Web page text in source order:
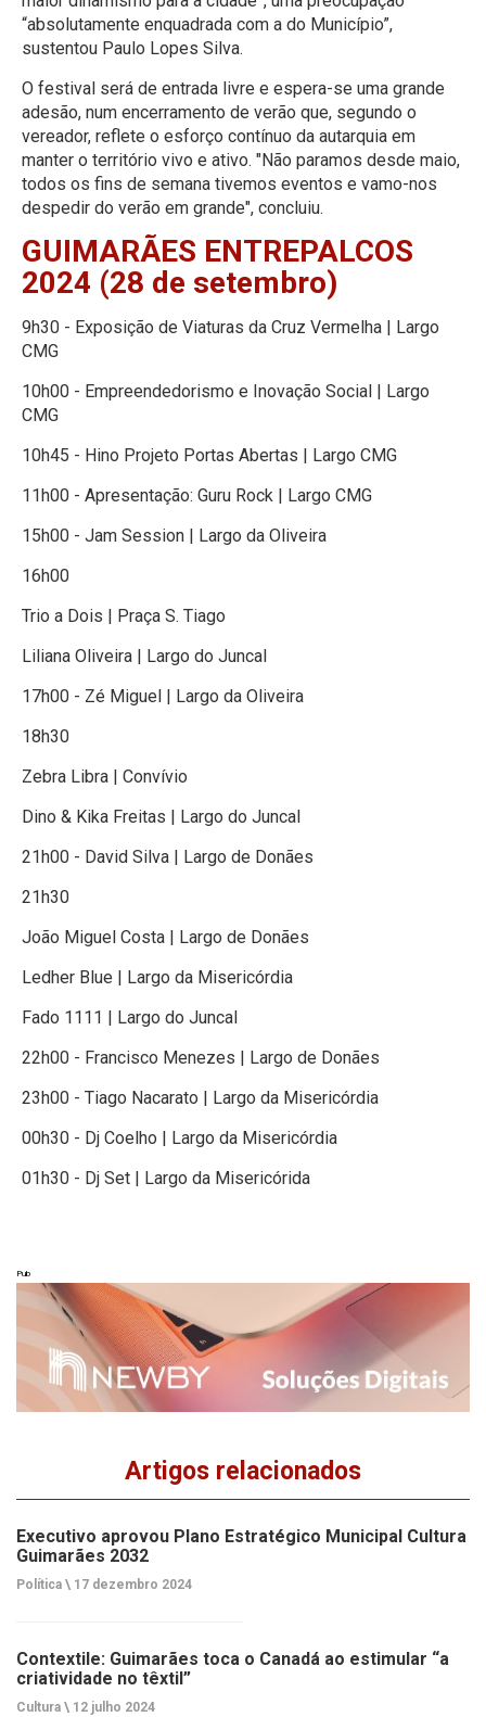
“absolutamente enquadrada com a do Município”,
sustentou Paulo Lopes Silva.
O festival será de entrada livre e espera-se uma grande
adesão, num encerramento de verão que, segundo o
vereador, reflete o esforço contínuo da autarquia em
manter o território vivo e ativo. "Não paramos desde maio,
todos os fins de semana tivemos eventos e vamo-nos
despedir do verão em grande", concluiu.
GUIMARÃES ENTREPALCOS
2024 (28 de setembro)
9h30 - Exposição de Viaturas da Cruz Vermelha | Largo
CMG
10h00 - Empreendedorismo e Inovação Social | Largo
CMG
10h45 - Hino Projeto Portas Abertas | Largo CMG
11h00 - Apresentação: Guru Rock | Largo CMG
15h00 - Jam Session | Largo da Oliveira
16h00
Trio a Dois | Praça S. Tiago
Liliana Oliveira | Largo do Juncal
17h00 - Zé Miguel | Largo da Oliveira
18h30
Zebra Libra | Convívio
Dino & Kika Freitas | Largo do Juncal
21h00 - David Silva | Largo de Donães
21h30
João Miguel Costa | Largo de Donães
Ledher Blue | Largo da Misericórdia
Fado 1111 | Largo do Juncal
22h00 - Francisco Menezes | Largo de Donães
23h00 - Tiago Nacarato | Largo da Misericórdia
00h30 - Dj Coelho | Largo da Misericórdia
01h30 - Dj Set | Largo da Misericórida
Pub
Artigos relacionados
Executivo aprovou Plano Estratégico Municipal Cultura
Guimarães 2032
Política \ 17 dezembro 2024
Contextile: Guimarães toca o Canadá ao estimular “a
criatividade no têxtil”
Cultura \ 12 julho 2024